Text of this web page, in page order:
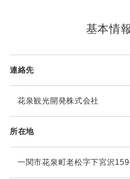
基本情
連絡先
花泉観光開発株式会社
所在地
一関市花泉町老松字下宮沢